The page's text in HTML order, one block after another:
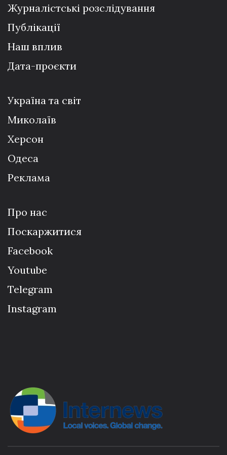
Журналістські розслідування
Публікації
Наш вплив
Дата-проєкти
Україна та світ
Миколаїв
Херсон
Одеса
Реклама
Про нас
Поскаржитися
Facebook
Youtube
Telegram
Instagram